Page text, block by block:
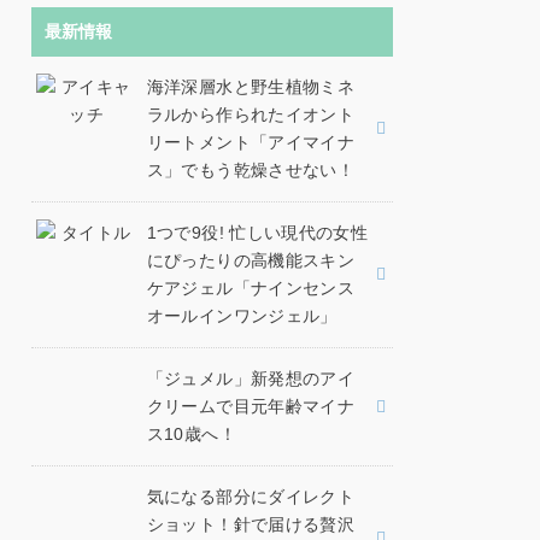
最新情報
海洋深層水と野生植物ミネ
ラルから作られたイオント
リートメント「アイマイナ
ス」でもう乾燥させない！
1つで9役! 忙しい現代の女性
にぴったりの高機能スキン
ケアジェル「ナインセンス
オールインワンジェル」
「ジュメル」新発想のアイ
クリームで目元年齢マイナ
ス10歳へ！
気になる部分にダイレクト
ショット！針で届ける贅沢